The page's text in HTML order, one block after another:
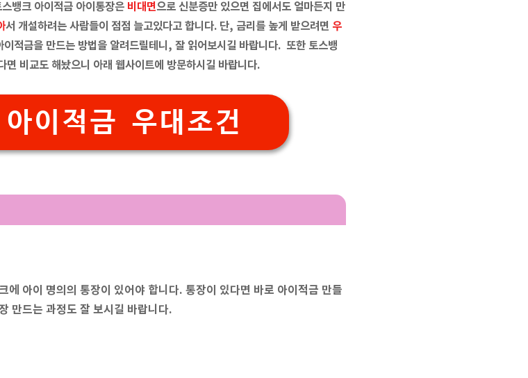
뱅크 아이적금 아이통장은 비대면으로 신분증만 있으면 집에서도 얼마든지 만
서 개설하려는 사람들이 점점 늘고있다고 합니다. 단, 금리를 높게 받으려면 우
적금을 만드는 방법을 알려드릴테니, 잘 읽어보시길 바랍니다. 또한 토스뱅
비교도 해놨으니 아래 웹사이트에 방문하시길 바랍니다.
이적금 우대조건
에 아이 명의의 통장이 있어야 합니다. 통장이 있다면 바로 아이적금 만들
만드는 과정도 잘 보시길 바랍니다.